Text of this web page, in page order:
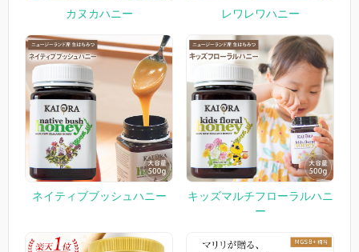
カヌカハニー レワレワハニー
ネイティブブッシュハニー
キッズマルチフローラルハニ
ー